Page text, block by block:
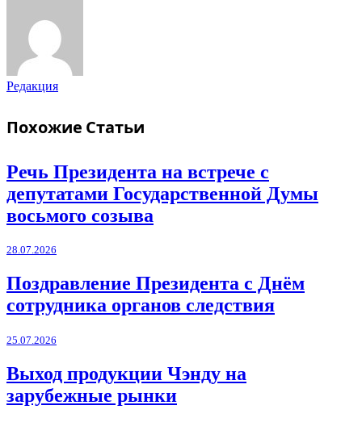
Редакция
Похожие Статьи
Речь Президента на встрече с
депутатами Государственной Думы
восьмого созыва
28.07.2026
Поздравление Президента с Днём
сотрудника органов следствия
25.07.2026
Выход продукции Чэнду на
зарубежные рынки